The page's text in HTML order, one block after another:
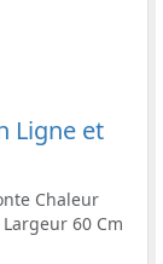
Ligne et
Chaleur
60 Cm